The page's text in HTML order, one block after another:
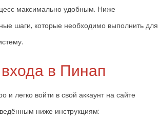
максимально удобным. Ниже
шаги, которые необходимо выполнить для
в Пинап
и легко войти в свой аккаунт на сайте
ниже инструкциям: